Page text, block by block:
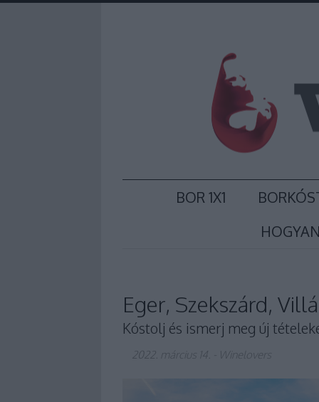
BOR 1X1
Eger, Szekszárd,
Kóstolj és ismerj meg új
2022. március 14. Winelovers